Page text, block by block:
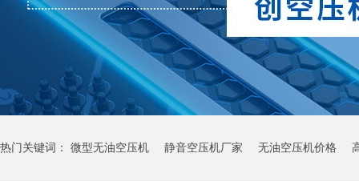
热门关键词： 微型无油空压机 静音空压机厂家 无油空压机价格